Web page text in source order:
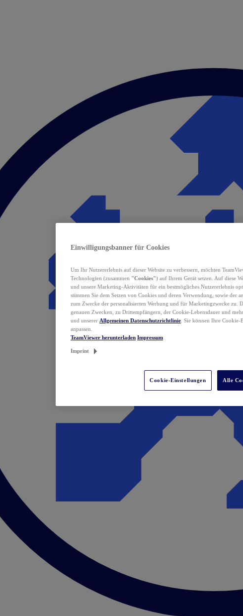
Einwilligungsbanner für Cookies
Um Ihr Nutzererlebnis auf dieser Website zu verbessern, möchten
Technologien (zusammen "Cookies") auf Ihrem Gerät setzen. Auf diese
und unsere Marketing-Aktivitäten für ein bestmögliches Nutzererlebnis
stimmen Sie dem Setzen von Cookies und deren Verwendung, sowie der
zum Zwecke der personalisierten Werbung und für Marketingzwecke zu.
genauen Zwecken, zu Drittempfängern, der Cookie-Lebensdauer und
und unserer Allgemeinen Datenschutzrichtlinie . Sie können Ihre
anpassen.
TeamViewer herunterladen Impressum
Imprint
Cookie-Einstellungen Alle